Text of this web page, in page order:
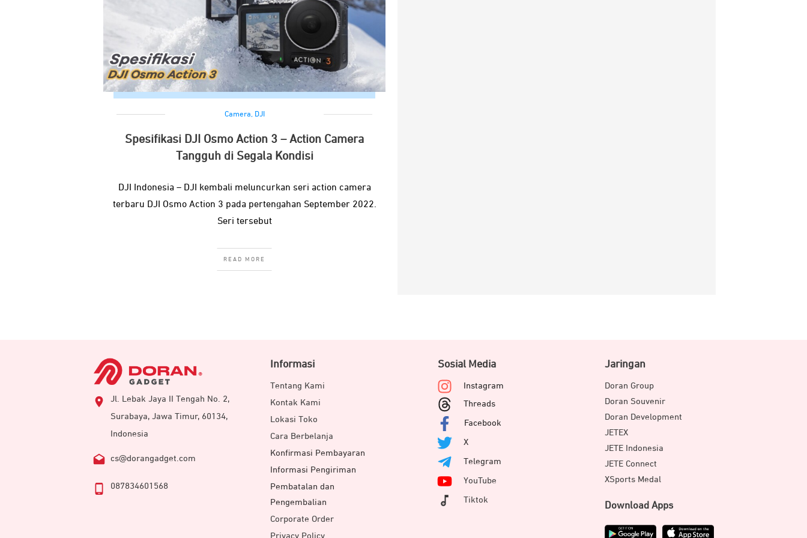
Camera, DJI
Spesifikasi DJI Osmo Action 3 – Action Camera
Tangguh di Segala Kondisi
DJI Indonesia – DJI kembali meluncurkan seri action camera
terbaru DJI Osmo Action 3 pada pertengahan September 2022.
Seri tersebut
READ MORE
Jl. Lebak Jaya II Tengah No. 2,
Surabaya, Jawa Timur, 60134,
Indonesia
cs@dorangadget.com
087834601568
Informasi
Tentang Kami
Kontak Kami
Lokasi Toko
Cara Berbelanja
Konfirmasi Pembayaran
Informasi Pengiriman
Pembatalan dan
Pengembalian
Corporate Order
Privacy Policy
Sosial Media
Instagram
Threads
Facebook
X
Telegram
YouTube
Tiktok
Jaringan
Doran Group
Doran Souvenir
Doran Development
JETEX
JETE Indonesia
JETE Connect
XSports Medal
Download Apps